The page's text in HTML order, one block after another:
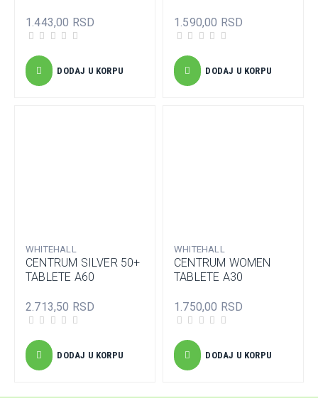
1.443,00 RSD
DODAJ U KORPU
1.590,00 RSD
DODAJ U KORPU
WHITEHALL
CENTRUM SILVER 50+
TABLETE A60
2.713,50 RSD
DODAJ U KORPU
WHITEHALL
CENTRUM WOMEN
TABLETE A30
1.750,00 RSD
DODAJ U KORPU